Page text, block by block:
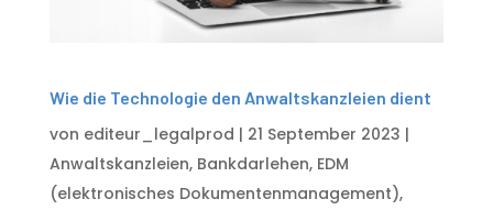
Wie die Technologie den Anwaltskanzleien dient
von editeur_legalprod | 21 September 2023 |
Anwaltskanzleien, Bankdarlehen, EDM
(elektronisches Dokumentenmanagement),